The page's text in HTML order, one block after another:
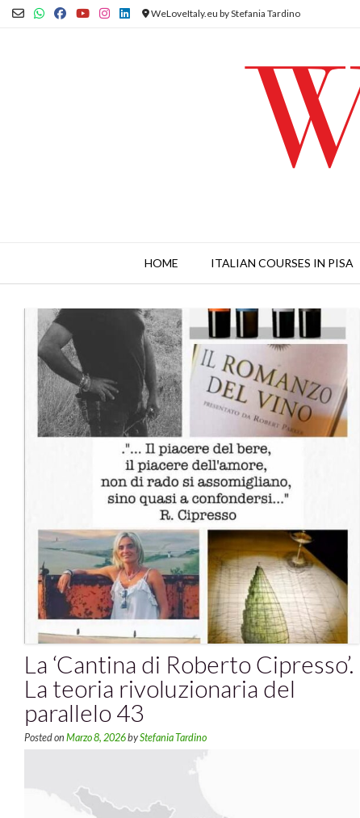
Skip
WeLoveItaly.eu by Stefania Tardino
HOME ITALIAN COURSES IN PISA
La ‘Cantina di Roberto Cipresso’.
La teoria rivoluzionaria del
parallelo 43
Posted on Marzo 8, 2026byStefania Tardino